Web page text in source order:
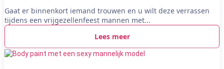
Gaat er binnenkort iemand trouwen en u wilt deze verrassen
tijdens een vrijgezellenfeest mannen met...
Lees meer